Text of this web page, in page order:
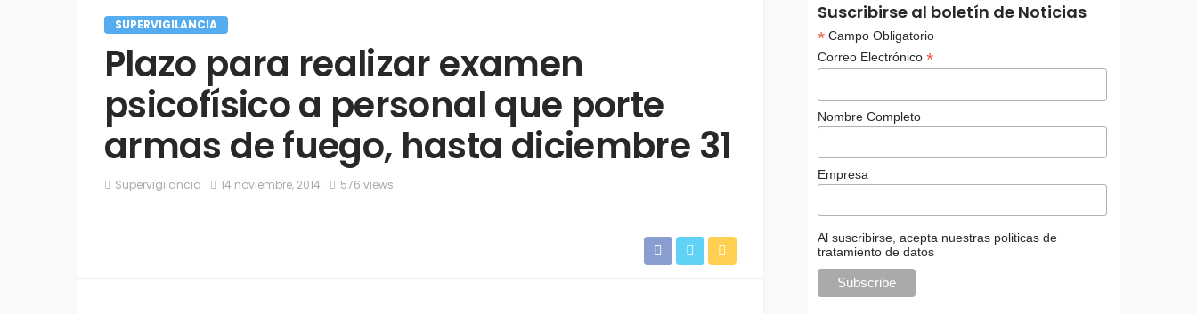
SUPERVIGILANCIA
Plazo para realizar examen
psicofísico a personal que porte
armas de fuego, hasta diciembre 31
Supervigilancia 14 noviembre, 2014 576 views
Suscribirse al boletín de Noticias
*Campo Obligatorio
Correo Electrónico *
Nombre Completo
Empresa
Al suscribirse, acepta nuestras politicas de
tratamiento de datos